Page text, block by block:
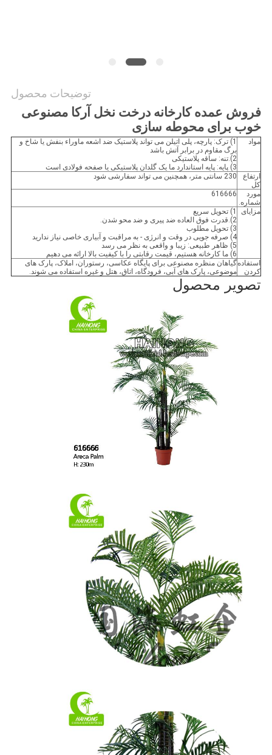
سیاست
حفظ
حریم
خصوصی
توضیحات محصول
فروش عمده کارخانه درخت نخل آرکا مصنوعی
خوب برای محوطه سازی
مواد
1) ترک: پارچه، پلی اتیلن می تواند پلاستیک ضد اشعه ماوراء بنفش یا شاخ و
برگ مقاوم در برابر آتش باشد
2).تنه: ساقه پلاستیکی
3) پایه: پایه استاندارد ما یک گلدان پلاستیکی یا صفحه فولادی است
ارتفاع
کل
230 سانتی متر، همچنین می تواند سفارشی شود
مورد
شماره.
616666
مزایای
1) تحویل سریع
2).قدرت فوق العاده ضد پیری و ضد محو شدن.
3) تحویل مطلوب
4) صرفه جویی در وقت و انرژی - به مراقبت و آبیاری خاصی نیاز ندارید
5) ظاهر طبیعی: زیبا و واقعی به نظر می رسد
6) ما کارخانه هستیم، قیمت رقابتی را با کیفیت بالا ارائه می دهیم
استفاده
كردن
گیاهان منظره مصنوعی برای پایگاه عکاسی، رستوران، املاک، پارک های
موضوعی، پارک های آبی، فرودگاه، اتاق، هتل و غیره استفاده می شوند.
تصویر محصول